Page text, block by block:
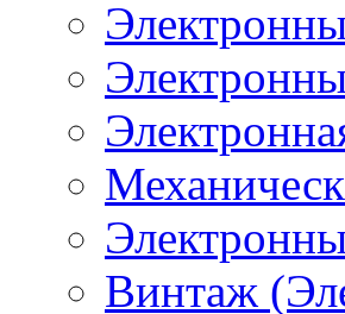
Винтаж